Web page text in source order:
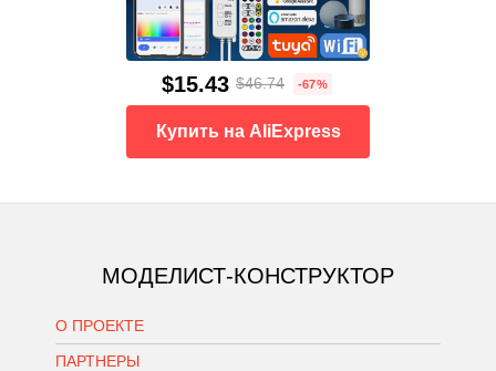
$15.43 $46.74 -67%
Купить на AliExpress
МОДЕЛИСТ-КОНСТРУКТОР
О ПРОЕКТЕ
ПАРТНЕРЫ